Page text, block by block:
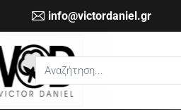
info@victordaniel.gr
Αναζήτηση...